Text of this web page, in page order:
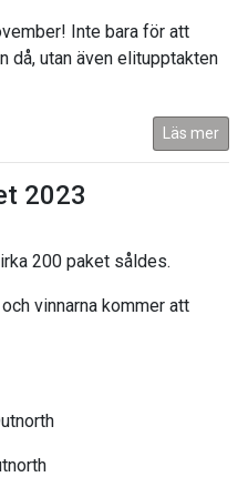
Inte bara för att
då, utan även elitupptakten
Läs mer
2023
200 paket såldes.
vinnarna kommer att